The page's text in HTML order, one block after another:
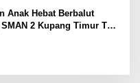
Anak Hebat Berbalut
2 Kupang Timur Tuai